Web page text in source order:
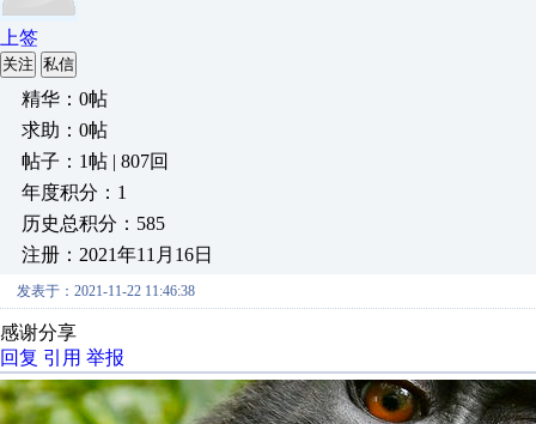
上签
关注 私信
精华：0帖
求助：0帖
帖子：1帖 | 807回
年度积分：1
历史总积分：585
注册：2021年11月16日
发表于：2021-11-22 11:46:38
感谢分享
回复 引用 举报